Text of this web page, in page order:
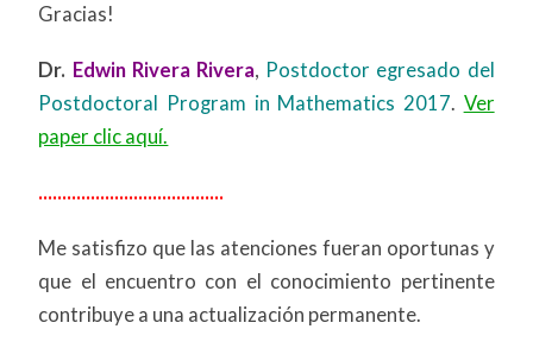
Gracias!
Dr. Edwin Rivera Rivera, Postdoctor egresado del
Postdoctoral Program in Mathematics 2017. Ver
paper clic aquí.
.......................................
Me satisfizo que las atenciones fueran oportunas y
que el encuentro con el conocimiento pertinente
contribuye a una actualización permanente.